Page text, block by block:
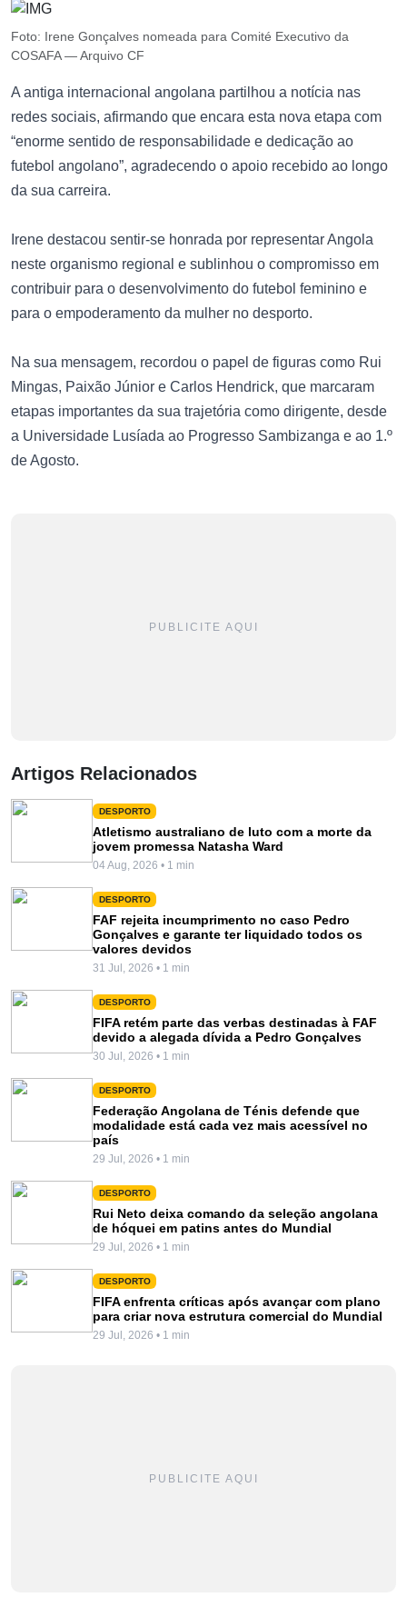
Foto: Irene Gonçalves nomeada para Comité Executivo da
COSAFA — Arquivo CF
A antiga internacional angolana partilhou a notícia nas
redes sociais, afirmando que encara esta nova etapa com
“enorme sentido de responsabilidade e dedicação ao
futebol angolano”, agradecendo o apoio recebido ao longo
da sua carreira.
Irene destacou sentir-se honrada por representar Angola
neste organismo regional e sublinhou o compromisso em
contribuir para o desenvolvimento do futebol feminino e
para o empoderamento da mulher no desporto.
Na sua mensagem, recordou o papel de figuras como Rui
Mingas, Paixão Júnior e Carlos Hendrick, que marcaram
etapas importantes da sua trajetória como dirigente, desde
a Universidade Lusíada ao Progresso Sambizanga e ao 1.º
de Agosto.
PUBLICITE AQUI
Artigos Relacionados
DESPORTO
Atletismo australiano de luto com a morte da
jovem promessa Natasha Ward
04 Aug, 2026 • 1 min
DESPORTO
FAF rejeita incumprimento no caso Pedro
Gonçalves e garante ter liquidado todos os
valores devidos
31 Jul, 2026 • 1 min
DESPORTO
FIFA retém parte das verbas destinadas à FAF
devido a alegada dívida a Pedro Gonçalves
30 Jul, 2026 • 1 min
DESPORTO
Federação Angolana de Ténis defende que
modalidade está cada vez mais acessível no
país
29 Jul, 2026 • 1 min
DESPORTO
Rui Neto deixa comando da seleção angolana
de hóquei em patins antes do Mundial
29 Jul, 2026 • 1 min
DESPORTO
FIFA enfrenta críticas após avançar com plano
para criar nova estrutura comercial do Mundial
29 Jul, 2026 • 1 min
PUBLICITE AQUI